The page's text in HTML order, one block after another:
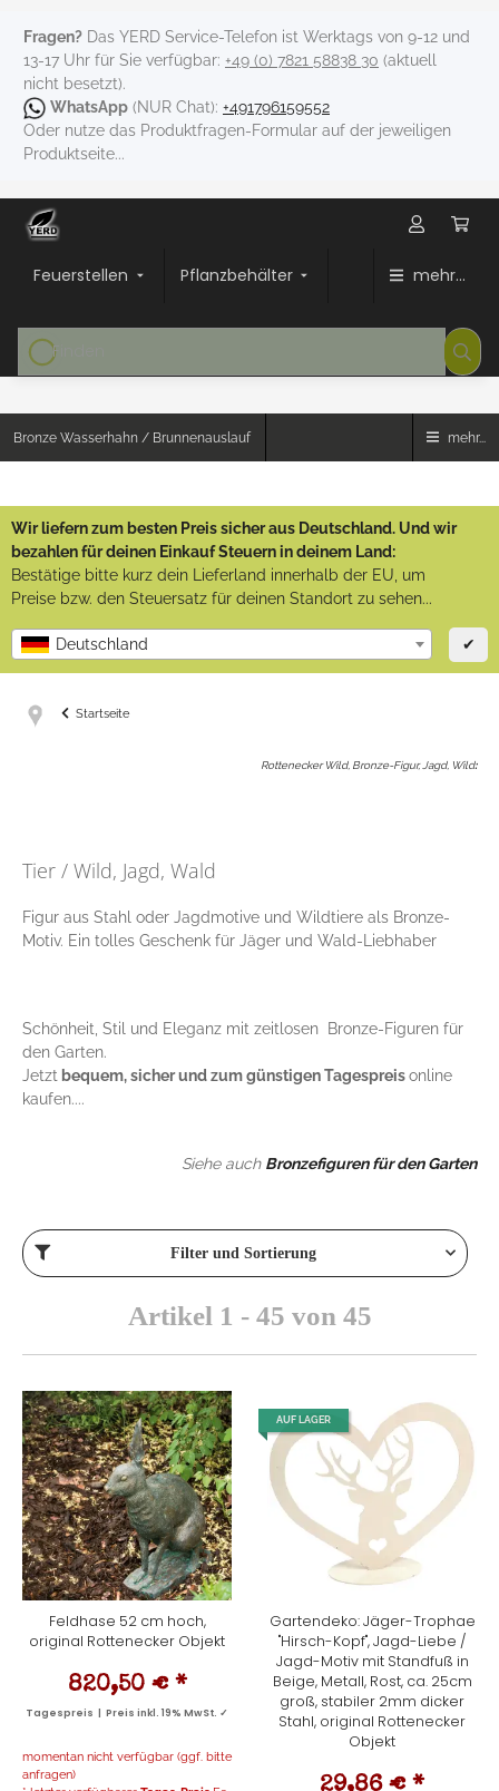
Fragen? Das YERD Service-Telefon ist Werktags von 9-12 und
13-17 Uhr für Sie verfügbar: +49 (0) 7821 58838 30 (aktuell
nicht besetzt).
WhatsApp (NUR Chat): +491796159552
Oder nutze das Produktfragen-Formular auf der jeweiligen
Produktseite...
Feuerstellen Pflanzbehälter mehr...
Bronze Wasserhahn / Brunnenauslauf mehr...
Wir liefern zum besten Preis sicher aus Deutschland. Und wir
bezahlen für deinen Einkauf Steuern in deinem Land:
Bestätige bitte kurz dein Lieferland innerhalb der EU, um
Preise bzw. den Steuersatz für deinen Standort zu sehen...
Deutschland ✔
Startseite
Rottenecker Wild, Bronze-Figur, Jagd, Wild:
Tier / Wild, Jagd, Wald
Figur aus Stahl oder Jagdmotive und Wildtiere als Bronze-
Motiv. Ein tolles Geschenk für Jäger und Wald-Liebhaber
Schönheit, Stil und Eleganz mit zeitlosen Bronze-Figuren für
den Garten.
Jetzt bequem, sicher und zum günstigen Tagespreisonline
kaufen....
Siehe auch Bronzefiguren für den Garten
Filter und Sortierung
Artikel 1 - 45 von 45
Feldhase 52 cm hoch,
original Rottenecker Objekt
820,50 € *
Tagespreis | Preis inkl. 19% MwSt. ✓
momentan nicht verfügbar (ggf. bitte
anfragen)
AUF LAGER
Gartendeko: Jäger-Trophae
"Hirsch-Kopf", Jagd-Liebe /
Jagd-Motiv mit Standfuß in
Beige, Metall, Rost, ca. 25cm
groß, stabiler 2mm dicker
Stahl, original Rottenecker
Objekt
29,86 € *